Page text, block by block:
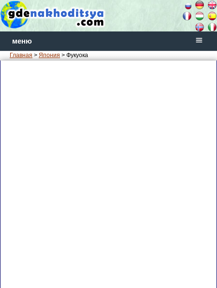
меню
Главная > Япония > Фукуока